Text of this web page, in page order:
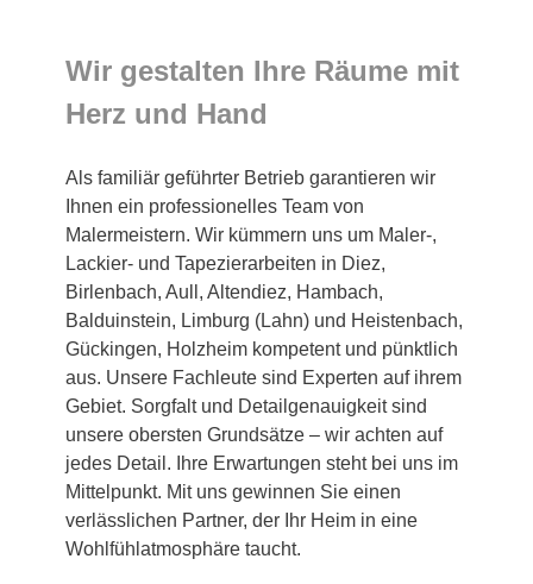
Wir gestalten Ihre Räume mit
Herz und Hand
Als familiär geführter Betrieb garantieren wir
Ihnen ein professionelles Team von
Malermeistern. Wir kümmern uns um Maler-,
Lackier- und Tapezierarbeiten in Diez,
Birlenbach, Aull, Altendiez, Hambach,
Balduinstein, Limburg (Lahn) und Heistenbach,
Gückingen, Holzheim kompetent und pünktlich
aus. Unsere Fachleute sind Experten auf ihrem
Gebiet. Sorgfalt und Detailgenauigkeit sind
unsere obersten Grundsätze – wir achten auf
jedes Detail. Ihre Erwartungen steht bei uns im
Mittelpunkt. Mit uns gewinnen Sie einen
verlässlichen Partner, der Ihr Heim in eine
Wohlfühlatmosphäre taucht.